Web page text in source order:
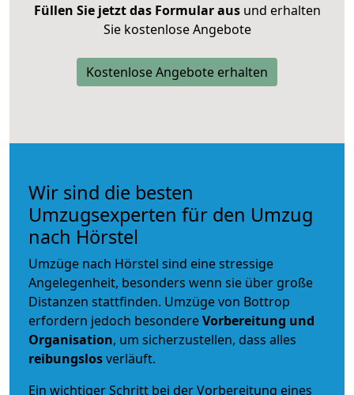
Füllen Sie jetzt das Formular ausund erhalten
Sie kostenlose Angebote
Kostenlose Angebote erhalten
Wir sind die besten
Umzugsexperten für den Umzug
nach Hörstel
Umzüge nach Hörstel sind eine stressige
Angelegenheit, besonders wenn sie über große
Distanzen stattfinden. Umzüge von Bottrop
erfordern jedoch besondereVorbereitung und
Organisation, um sicherzustellen, dass alles
reibungslosverläuft.
Ein wichtiger Schritt bei der Vorbereitung eines